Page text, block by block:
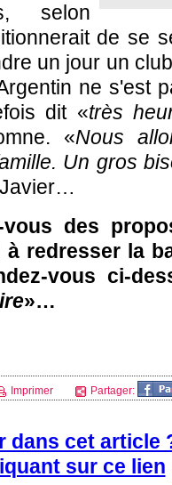
selon
de se
un jour un
ne s'est
dit «très
«Nous
Un gros
des
redresser la
vous ci-
»…
Imprimer Partager:
dans cet article
sur ce lien